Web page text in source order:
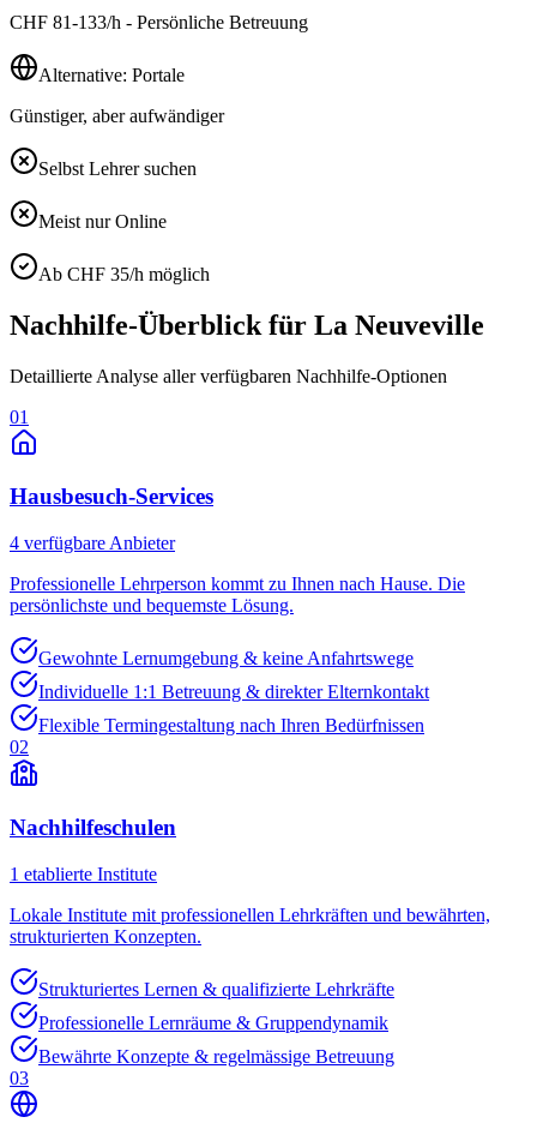
CHF 81-133/h - Persönliche Betreuung
Alternative: Portale
Günstiger, aber aufwändiger
Selbst Lehrer suchen
Meist nur Online
Ab CHF 35/h möglich
Nachhilfe-Überblick für La Neuveville
Detaillierte Analyse aller verfügbaren Nachhilfe-Optionen
01
Hausbesuch-Services
4 verfügbare Anbieter
Professionelle Lehrperson kommt zu Ihnen nach Hause. Die
persönlichste und bequemste Lösung.
Gewohnte Lernumgebung & keine Anfahrtswege
Individuelle 1:1 Betreuung & direkter Elternkontakt
Flexible Termingestaltung nach Ihren Bedürfnissen
02
Nachhilfeschulen
1 etablierte Institute
Lokale Institute mit professionellen Lehrkräften und bewährten,
strukturierten Konzepten.
Strukturiertes Lernen & qualifizierte Lehrkräfte
Professionelle Lernräume & Gruppendynamik
Bewährte Konzepte & regelmässige Betreuung
03